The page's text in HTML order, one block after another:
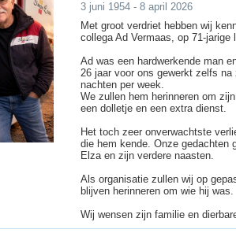
3 juni 1954 - 8 april 2026
Met groot verdriet hebben wij
collega Ad Vermaas, op 71-
Ad was een hardwerkende man
26 jaar voor ons gewerkt zelfs
nachten per week.
We zullen hem herinneren om
een dolletje en een extra dienst.
Het toch zeer onverwachtste
die hem kende. Onze gedachten
Elza en zijn verdere naasten.
Als organisatie zullen wij op
blijven herinneren om wie hij was.
Wij wensen zijn familie en